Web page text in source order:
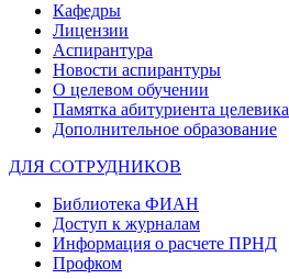
Кафедры
Лицензии
Аспирантура
Новости аспирантуры
О целевом обучении
Памятка абитуриента целевика
Дополнительное образование
ДЛЯ СОТРУДНИКОВ
Библиотека ФИАН
Доступ к журналам
Информация о расчете ПРНД
Профком